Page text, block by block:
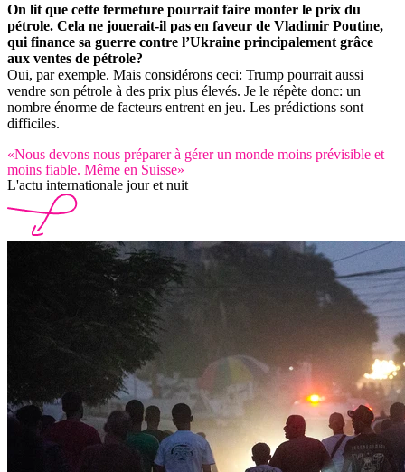
On lit que cette fermeture pourrait faire monter le prix du
pétrole. Cela ne jouerait-il pas en faveur de Vladimir Poutine,
qui finance sa guerre contre l’Ukraine principalement grâce
aux ventes de pétrole?
Oui, par exemple. Mais considérons ceci: Trump pourrait aussi
vendre son pétrole à des prix plus élevés. Je le répète donc: un
nombre énorme de facteurs entrent en jeu. Les prédictions sont
difficiles.
«Nous devons nous préparer à gérer un monde moins prévisible et
moins fiable. Même en Suisse»
L'actu internationale jour et nuit